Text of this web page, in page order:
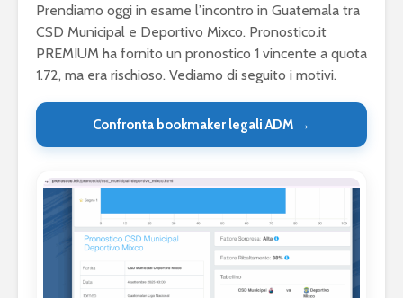
Prendiamo oggi in esame l’incontro in Guatemala tra
CSD Municipal e Deportivo Mixco. Pronostico.it
PREMIUM ha fornito un pronostico 1 vincente a quota
1.72, ma era rischioso. Vediamo di seguito i motivi.
Confronta bookmaker legali ADM →